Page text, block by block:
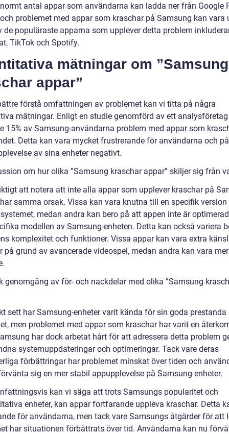
antal appar som användarna kan ladda ner från Google
problemet med appar som kraschar på Samsung kan vara
de populäraste apparna som upplever detta problem
TikTok och Spotify.
mätningar om ”Samsung
appar”
förstå omfattningen av problemet kan vi titta på några
mätningar. Enligt en studie genomförd av ett analysföretag
15% av Samsung-användarna problem med appar som
Detta kan vara mycket frustrerande för användarna och
av sina enheter negativt.
om hur olika ”Samsung kraschar appar” skiljer sig från
att notera att inte alla appar som upplever kraschar på
samma orsak. Vissa kan vara knutna till en specifik version
medan andra kan bero på att appen inte är
modellen av Samsung-enheten. Detta kan också variera
komplexitet och funktioner. Vissa appar kan vara extra
på grund av avancerade videospel, medan andra kan vara mer
genomgång av för- och nackdelar med olika ”Samsung
sett har Samsung-enheter varit kända för sin goda prestanda
men problemet med appar som kraschar har varit en
har dock arbetat hårt för att adressera detta problem
systemuppdateringar och optimeringar. Tack vare deras
förbättringar har problemet minskat över tiden och
sig en mer stabil appupplevelse på Samsung-enheter.
kan vi säga att trots Samsungs popularitet och
enheter, kan appar fortfarande uppleva kraschar. Detta
för användarna, men tack vare Samsungs åtgärder för att
har situationen förbättrats över tid. Användarna kan nu